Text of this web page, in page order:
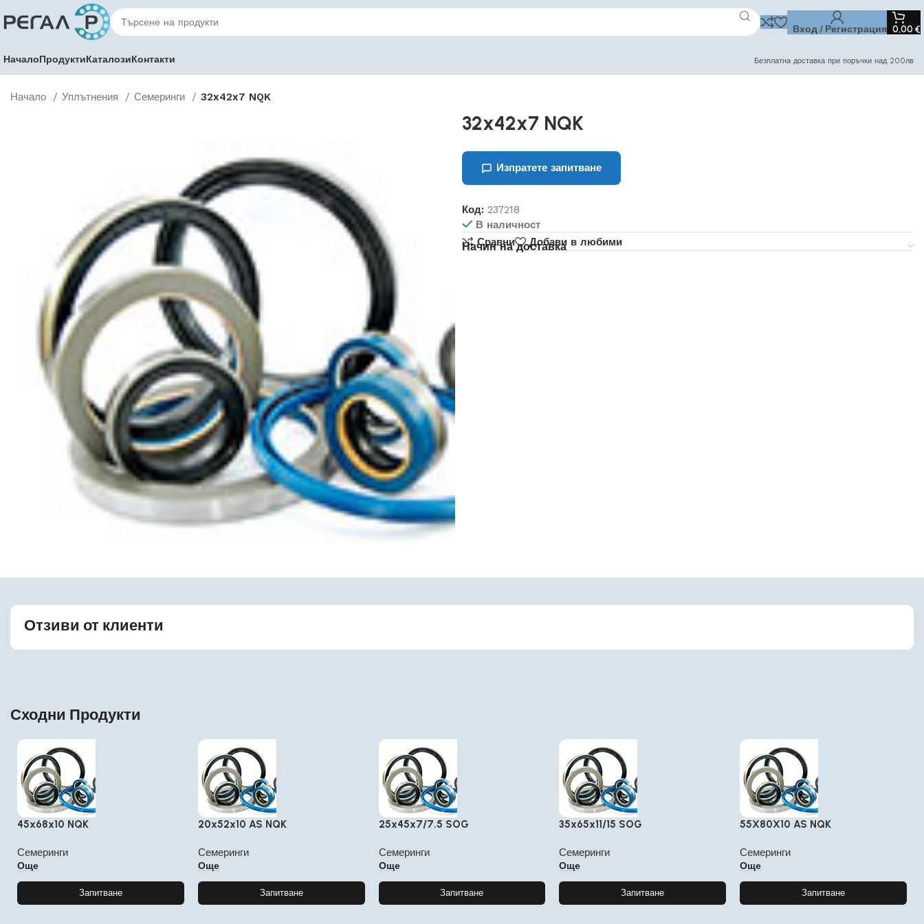
Вход / Регистрация 0,00 €
НачалоПродуктиКаталозиКонтакти Безплатна доставка при поръчки над 200лв
Начало Уплътнения Семеринги 32x42x7 NQK
32x42x7 NQK
Изпратете запитване
Код: 237218
В наличност
Сравни
Добави в любими
Начин на доставка
Отзиви от клиенти
Сходни Продукти
45x68x10 NQK
Семеринги
Още
Запитване
20x52x10 AS NQK
Семеринги
Още
Запитване
25x45x7/7.5 SOG
Семеринги
Още
Запитване
35x65x11/15 SOG
Семеринги
Още
Запитване
55X80X10 AS NQK
Семеринги
Още
Запитване